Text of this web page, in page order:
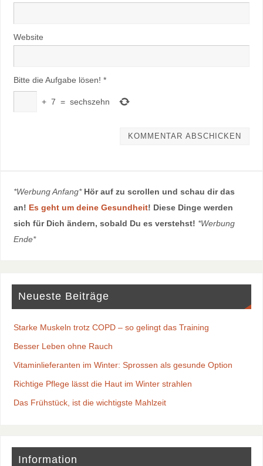
Website
Bitte die Aufgabe lösen! *
+ 7 = sechszehn
*Werbung Anfang* Hör auf zu scrollen und schau dir das
an! Es geht um deine Gesundheit! Diese Dinge werden
sich für Dich ändern, sobald Du es verstehst! *Werbung
Ende*
Neueste Beiträge
Starke Muskeln trotz COPD – so gelingt das Training
Besser Leben ohne Rauch
Vitaminlieferanten im Winter: Sprossen als gesunde Option
Richtige Pflege lässt die Haut im Winter strahlen
Das Frühstück, ist die wichtigste Mahlzeit
Information